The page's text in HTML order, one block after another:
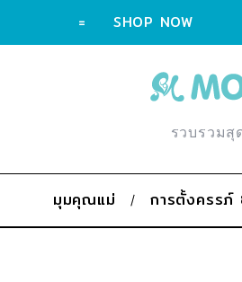
= SHOP NOW
รวบรวมสุ
มุมคุณแม่ การตั้งครรภ์